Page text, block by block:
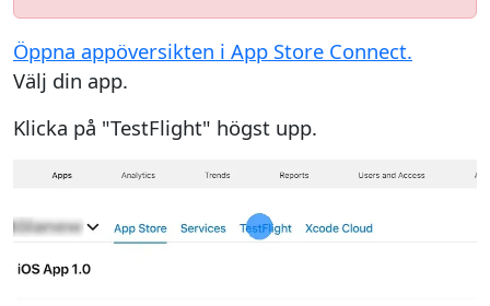
Öppna appöversikten i App Store Connect.
Välj din app.
Klicka på "TestFlight" högst upp.